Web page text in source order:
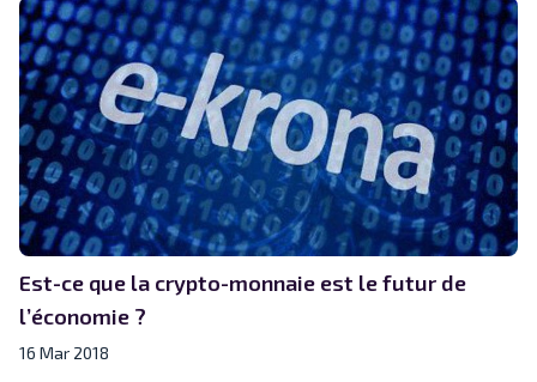
Est-ce que la crypto-monnaie est le futur de
l’économie ?
16 Mar 2018